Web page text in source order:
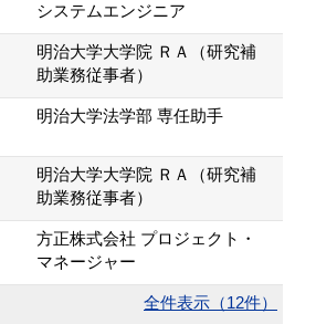
システムエンジニア
明治大学大学院 ＲＡ（研究補
助業務従事者）
明治大学法学部 専任助手
明治大学大学院 ＲＡ（研究補
助業務従事者）
方正株式会社 プロジェクト・
マネージャー
全件表示（12件）